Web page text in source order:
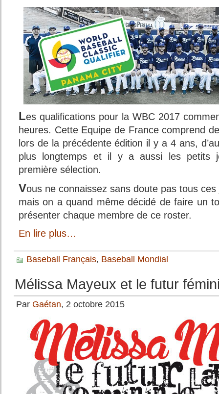
Les qualifications pour la WBC 2017
heures. Cette Equipe de France comprend
lors de la précédente édition il y a 4 ans,
plus longtemps et il y a aussi les petits
première sélection.
Vous ne connaissez sans doute pas tous
mais on a quand même décidé de faire un
présenter chaque membre de ce roster.
En lire plus…
Baseball Français, Baseball Mondial
Mélissa Mayeux et le futur
Par Gaétan, 2 octobre 2015